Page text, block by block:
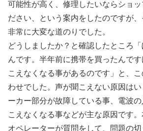
可能性が高く、修理したいならショッ
ださい、という案内をしたのですが
非常に大変な道のりでした。
どうしましたか？と確認したところ
んです。半年前に携帯を買ったんで
こえなくなる事があるのです」と、
わせでした。声が聞こえない原因は
ーカー部分が故障している事、電波
こえなくなる事などが主な原因です
オペレーターが質問をして、問題の